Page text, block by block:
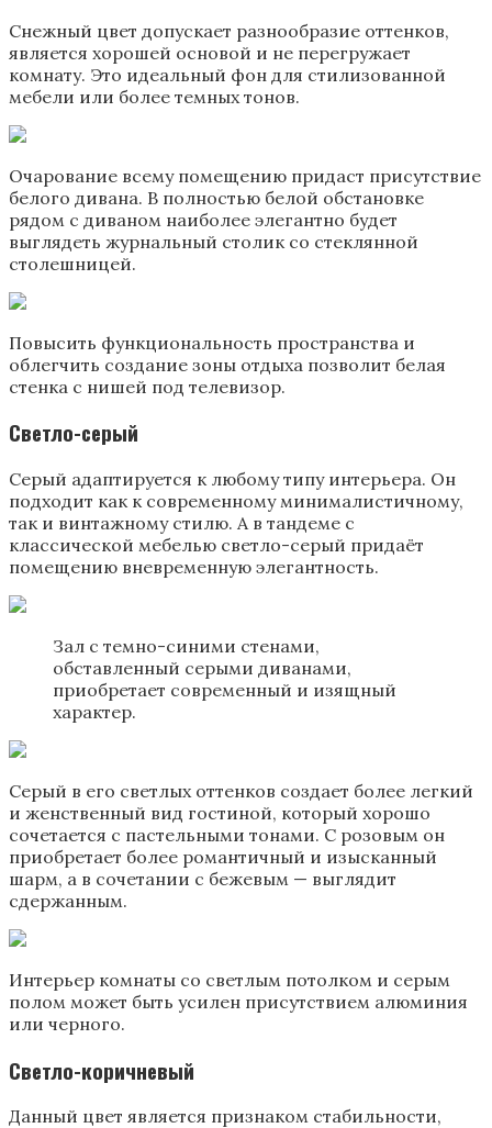
Снежный цвет допускает разнообразие оттенков,
является хорошей основой и не перегружает
комнату. Это идеальный фон для стилизованной
мебели или более темных тонов.
Очарование всему помещению придаст присутствие
белого дивана. В полностью белой обстановке
рядом с диваном наиболее элегантно будет
выглядеть журнальный столик со стеклянной
столешницей.
Повысить функциональность пространства и
облегчить создание зоны отдыха позволит белая
стенка с нишей под телевизор.
Светло-серый
Серый адаптируется к любому типу интерьера. Он
подходит как к современному минималистичному,
так и винтажному стилю. А в тандеме с
классической мебелью светло-серый придаёт
помещению вневременную элегантность.
Зал с темно-синими стенами,
обставленный ​​серыми диванами,
приобретает современный и изящный
характер.
Серый в его светлых оттенков создает более легкий
и женственный вид гостиной, который хорошо
сочетается с пастельными тонами. С розовым он
приобретает более романтичный и изысканный
шарм, а в сочетании с бежевым — выглядит
сдержанным.
Интерьер комнаты со светлым потолком и серым
полом может быть усилен присутствием алюминия
или черного.
Светло-коричневый
Данный цвет является признаком стабильности,